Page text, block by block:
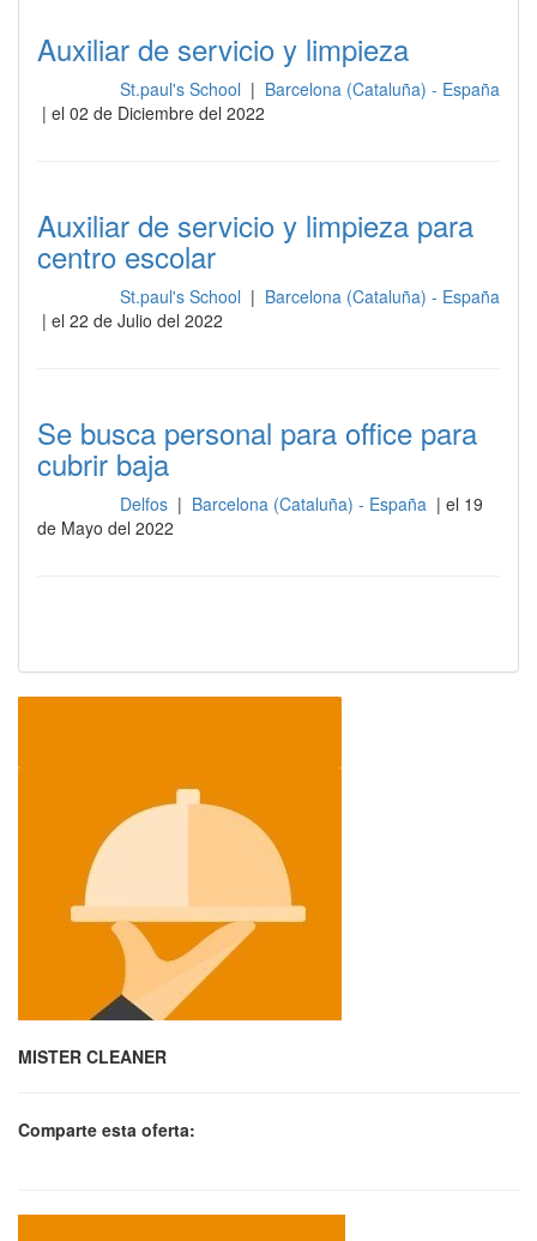
Auxiliar de servicio y limpieza
St.paul's School | Barcelona (Cataluña) - España
| el 02 de Diciembre del 2022
Auxiliar de servicio y limpieza para
centro escolar
St.paul's School | Barcelona (Cataluña) - España
| el 22 de Julio del 2022
Se busca personal para office para
cubrir baja
Delfos | Barcelona (Cataluña) - España | el 19
de Mayo del 2022
MISTER CLEANER
Comparte esta oferta: